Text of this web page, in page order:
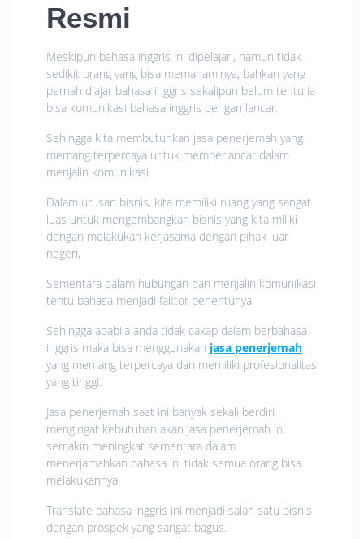
Resmi
Meskipun bahasa inggris ini dipelajari, namun tidak
sedikit orang yang bisa memahaminya, bahkan yang
pernah diajar bahasa inggris sekalipun belum tentu ia
bisa komunikasi bahasa inggris dengan lancar.
Sehingga kita membutuhkan jasa penerjemah yang
memang terpercaya untuk memperlancar dalam
menjalin komunikasi.
Dalam urusan bisnis, kita memiliki ruang yang sangat
luas untuk mengembangkan bisnis yang kita miliki
dengan melakukan kerjasama dengan pihak luar
negeri,
Sementara dalam hubungan dan menjalin komunikasi
tentu bahasa menjadi faktor penentunya.
Sehingga apabila anda tidak cakap dalam berbahasa
inggris maka bisa menggunakan jasa penerjemah
yang memang terpercaya dan memiliki profesionalitas
yang tinggi.
Jasa penerjemah saat ini banyak sekali berdiri
mengingat kebutuhan akan jasa penerjemah ini
semakin meningkat sementara dalam
menerjamahkan bahasa ini tidak semua orang bisa
melakukannya.
Translate bahasa inggris ini menjadi salah satu bisnis
dengan prospek yang sangat bagus.